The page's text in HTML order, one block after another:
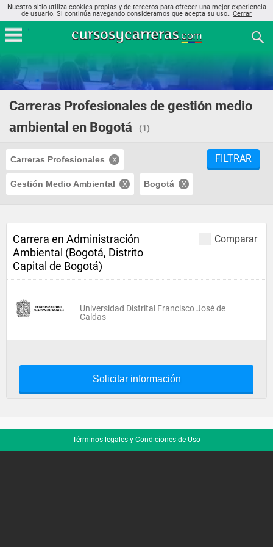
Nuestro sitio utiliza cookies propias y de terceros para ofrecer una mejor experiencia
de usuario. Si continúa navegando consideramos que acepta su uso.. Cerrar
Carreras Profesionales de gestión medio
ambiental en Bogotá
(1)
Carreras Profesionales
Gestión Medio Ambiental Bogotá
FILTRAR
Comparar
Carrera en Administración
Ambiental (Bogotá, Distrito
Capital de Bogotá)
Universidad Distrital Francisco José de
Caldas
Solicitar información
Términos legales y Condiciones de Uso